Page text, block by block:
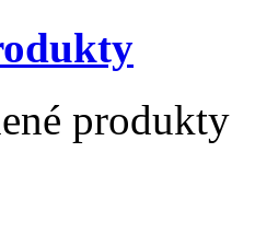
produkty